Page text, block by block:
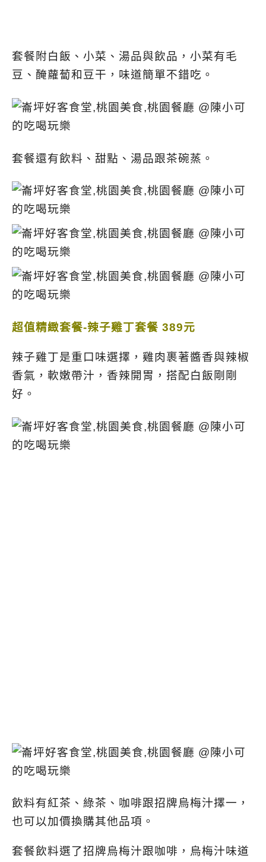
套餐附白飯、小菜、湯品與飲品，小菜有毛
豆、醃蘿蔔和豆干，味道簡單不錯吃。
套餐還有飲料、甜點、湯品跟茶碗蒸。
超值精緻套餐-辣子雞丁套餐 389元
辣子雞丁是重口味選擇，雞肉裹著醬香與辣椒
香氣， 軟嫩帶汁，香辣開胃，搭配白飯剛剛
好。
飲料有紅茶、綠茶、咖啡跟招牌烏梅汁擇一，
也可以加價換購其他品項。
套餐飲料選了招牌烏梅汁跟咖啡，烏梅汁味道